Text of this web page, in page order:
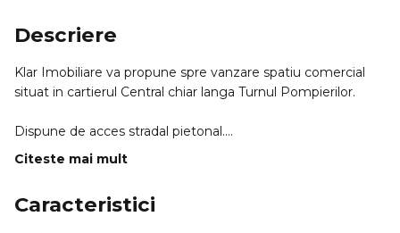
Descriere
Klar Imobiliare va propune spre vanzare spatiu comercial
situat in cartierul Central chiar langa Turnul Pompierilor.
Dispune de acces stradal pietonal.
Acesta este disponibil la demisolul unei cladiri are o
RECENT RENOVAT se vinde nemobilat.
Citeste mai mult
Caracteristici